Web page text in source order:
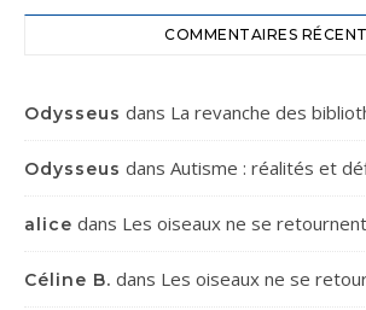
COMMENTAIRES
Odysseus dans La revanche des
Odysseus dans Autisme : réalités et
alice dans Les oiseaux ne se
Céline B. dans Les oiseaux ne se